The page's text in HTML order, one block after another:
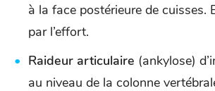
à la face postérieure de cuisses.
par l’effort.
Raideur articulaire (ankylose)
au niveau de la colonne